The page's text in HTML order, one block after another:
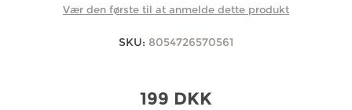
Vær den første til at anmelde dette produkt
SKU: 8054726570561
199 DKK